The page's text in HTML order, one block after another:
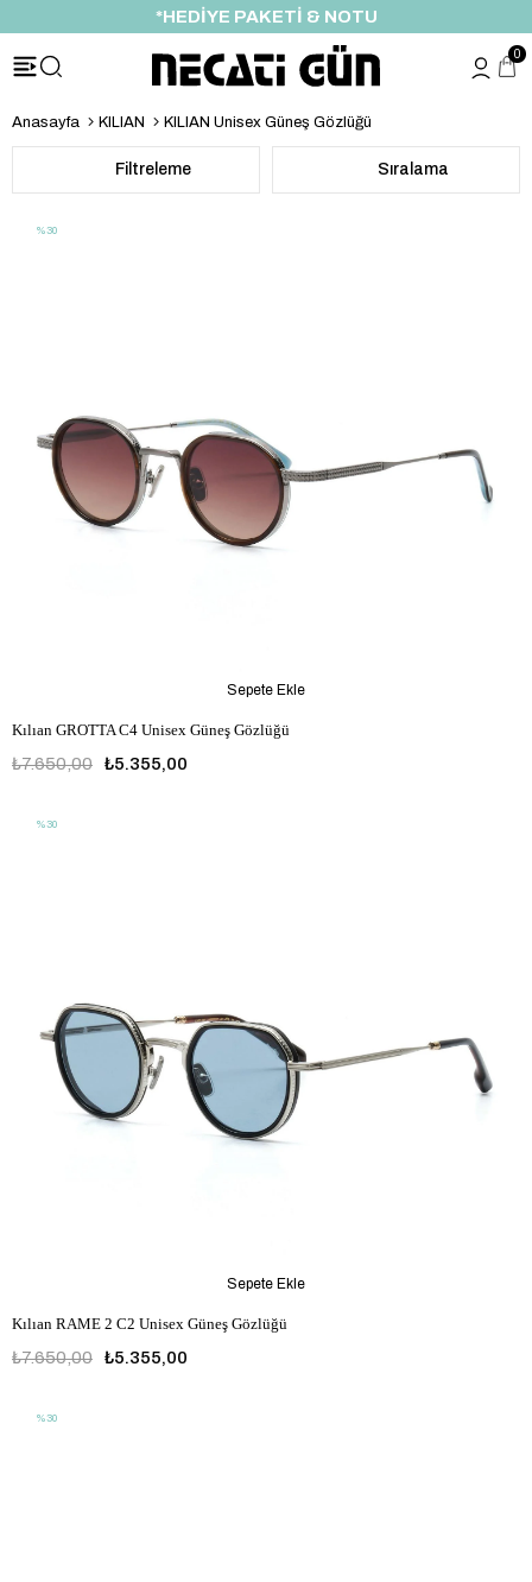
*HEDİYE PAKETİ & NOTU
0
Anasayfa KILIAN KILIAN Unisex Güneş Gözlüğü
Filtreleme Sıralama
Kılıan GROTTA C4 Unisex Güneş Gözlüğü
₺5.355,00
₺7.650,00
Sepete Ekle
%30
Kılıan RAME 2 C2 Unisex Güneş Gözlüğü
₺5.355,00
₺7.650,00
Sepete Ekle
%30
%30